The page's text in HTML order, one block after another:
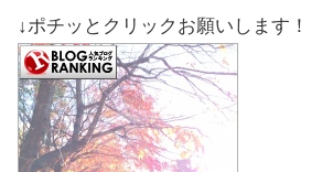
↓ポチッとクリックお願いします！